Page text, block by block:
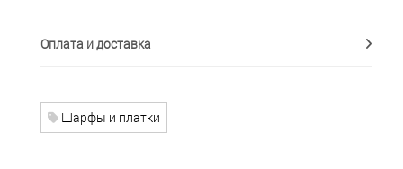
Оплата и доставка
Шарфы и платки